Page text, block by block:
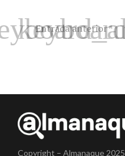
Entrada anterior
Copyright – Almanaque 2025